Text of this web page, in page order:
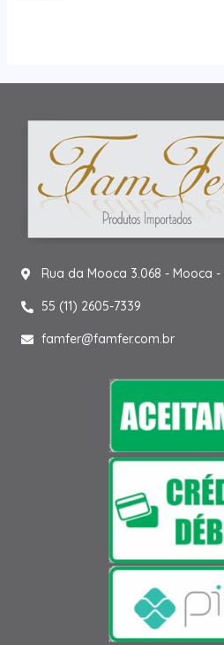
Rua da Mooca 3.068 - Mooca -
55 (11) 2605-7339
famfer@famfer.com.br